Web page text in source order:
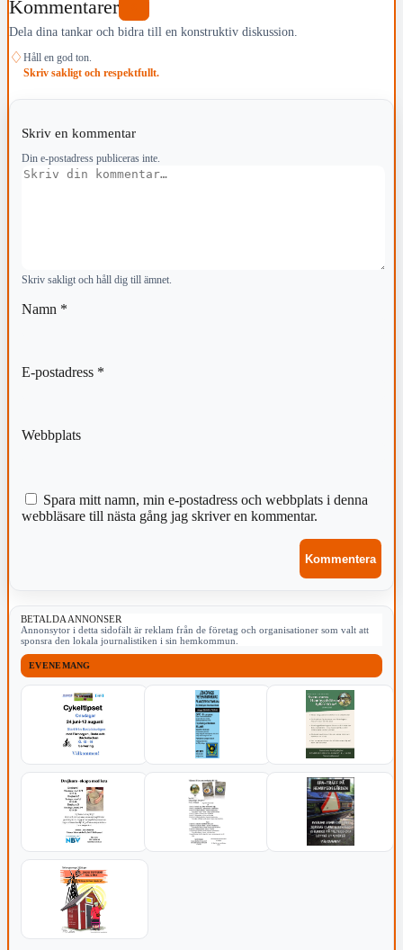
Kommentarer
Dela dina tankar och bidra till en konstruktiv diskussion.
♢ Håll en god ton.
Skriv sakligt och respektfullt.
Skriv en kommentar
Din e-postadress publiceras inte.
Kommentar
Skriv sakligt och håll dig till ämnet.
Namn *
E-postadress *
Webbplats
Spara mitt namn, min e-postadress och webbplats i denna
webbläsare till nästa gång jag skriver en kommentar.
BETALDA ANNONSER
Annonsytor i detta sidofält är reklam från de företag och organisationer som valt att
sponsra den lokala journalistiken i sin hemkommun.
EVENEMANG